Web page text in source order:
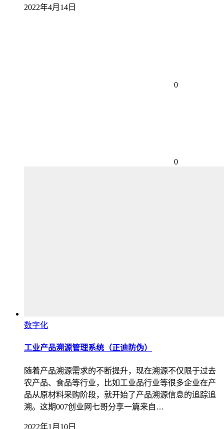
2022年4月14日
0
0
数字化
工业产品溯源管理系统（正迪防伪）
随着产品溯源需求的不断提升，现在溯源不仅限于过去
农产品、食品等行业，比如工业品行业等很多企业在产
品从原材料采购阶段，就开始了产品溯源信息的追踪追
溯。这期007创业网七哥分享一篇来自…
2022年1月10日